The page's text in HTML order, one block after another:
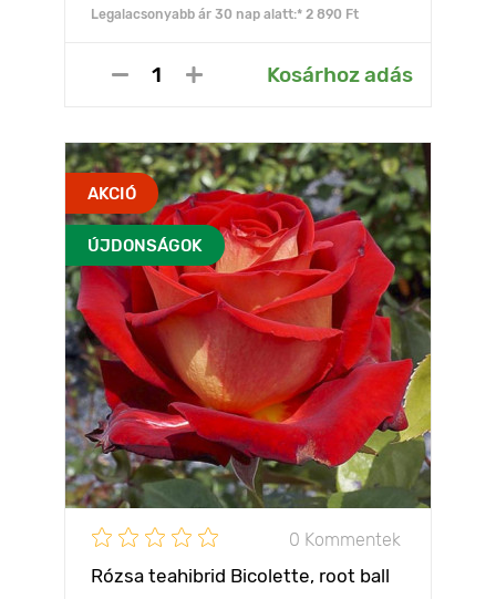
Legalacsonyabb ár 30 nap alatt:* 2 890 Ft
Kosárhoz adás
AKCIÓ
ÚJDONSÁGOK
0 Kommentek
Rózsa teahibrid Bicolette, root ball